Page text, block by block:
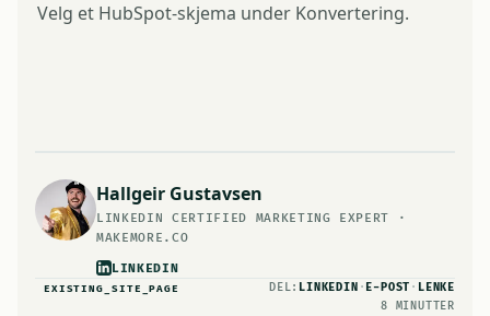
Velg et HubSpot-skjema under Konvertering.
Hallgeir Gustavsen
LINKEDIN CERTIFIED MARKETING EXPERT ·
MAKEMORE.CO
LINKEDIN
EXISTING_SITE_PAGE DEL: LINKEDIN · E-POST · LENKE
8 MINUTTER